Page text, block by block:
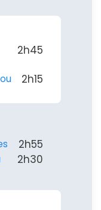
2h45
2h15
2h55
2h30